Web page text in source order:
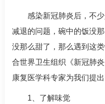
感染新冠肺炎后，不
减退的问题，碗中的饭没
没那么甜了，那么遇到这
合世界卫生组织《新冠肺
康复医学科专家为我们提出
1、了解味觉